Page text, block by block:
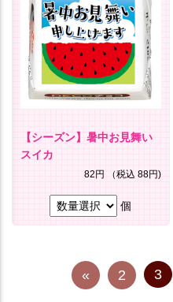
【シーズン】暑中お見舞い
スイカ
82円 （税込 88円)
個
« 2 3